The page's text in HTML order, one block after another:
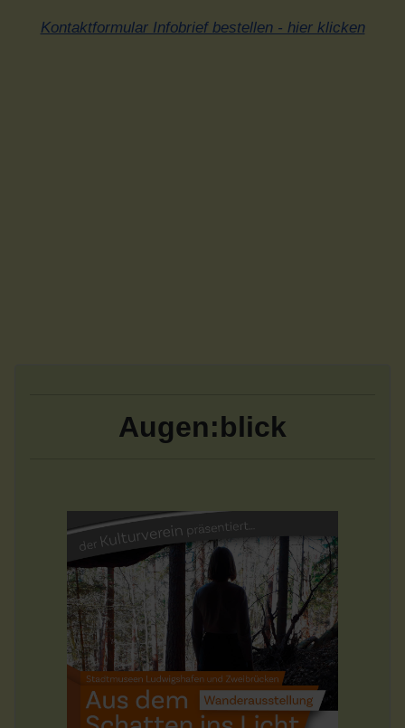
Kontaktformular Infobrief bestellen - hier klicken
Augen:blick